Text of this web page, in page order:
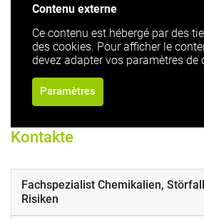
Contenu externe
Ce contenu est hébergé par des
des cookies. Pour afficher le
devez adapter vos paramètres de
Paramètres
Kontakte
Fachspezialist Chemikalien,
Risiken